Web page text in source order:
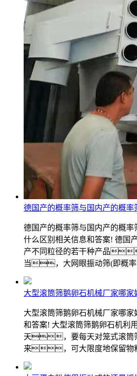
德国产的概率筛与国内产的概率
德国产的概率筛与国内产的概
什么区别相关信息和答案! 德
产不同粒径的若干种产品
当，大网眼振动筛(即概
大型滚筒筛鹅卵石机械厂家哪家
大型滚筒筛鹅卵石机械厂家哪
和答案! 大型滚筒筛鹅卵石机
天，要每天对笼式滚筒
来，可大限度地保留物